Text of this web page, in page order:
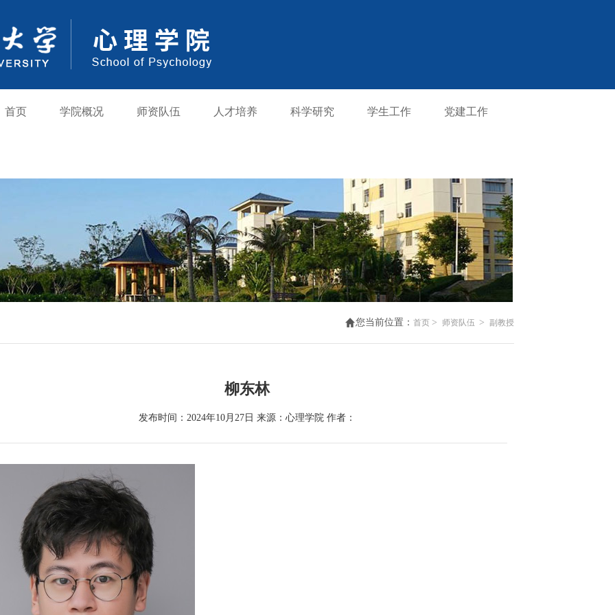
首页 学院概况 师资队伍 人才培养 科学研究 学生工作 党建工作
您当前位置： 首页 > 师资队伍 > 副教授
柳东林
发布时间：2024年10月27日 来源：心理学院 作者：